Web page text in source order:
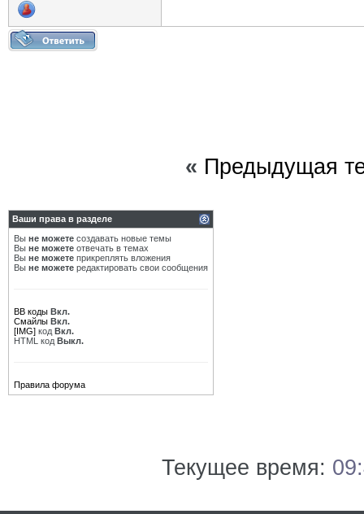
« Предыдущая
Ваши права в разделе
Вы не можете создавать новые темы
Вы не можете отвечать в темах
Вы не можете прикреплять вложения
Вы не можете редактировать свои сообщения
BB коды Вкл.
Смайлы Вкл.
[IMG] код Вкл.
HTML код Выкл.
Правила форума
Текущее время: